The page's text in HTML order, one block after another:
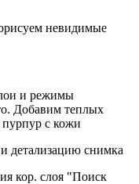
невидимые
и режимы
Добавим теплых
с кожи
снимка
кор. слоя "Поиск